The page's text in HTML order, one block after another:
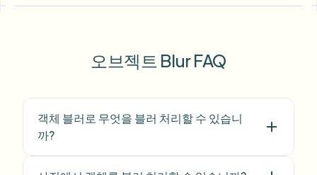
brand without manual editing."
"I've used many blur filters, but the
adaptive face and plate blur here are the
most natural-looking — great for client
오브젝트 Blur FAQ
객체 블러로 무엇을 블러 처리할 수 있습니
까?